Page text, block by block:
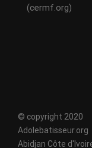
(cermf.org)
© copyright 2020
Adolebatisseur.org
Abidjan Côte